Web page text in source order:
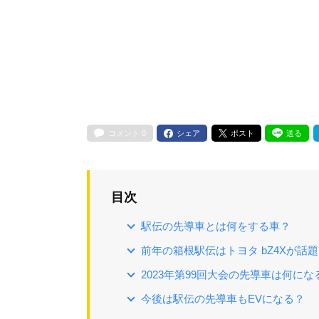
コメント 0 シェア ポスト 送る
目次
駅伝の先導車とは何をする車？
前年の箱根駅伝はトヨタ bZ4Xが話題
2023年第99回大会の先導車は何にな
今後は駅伝の先導車もEVになる？